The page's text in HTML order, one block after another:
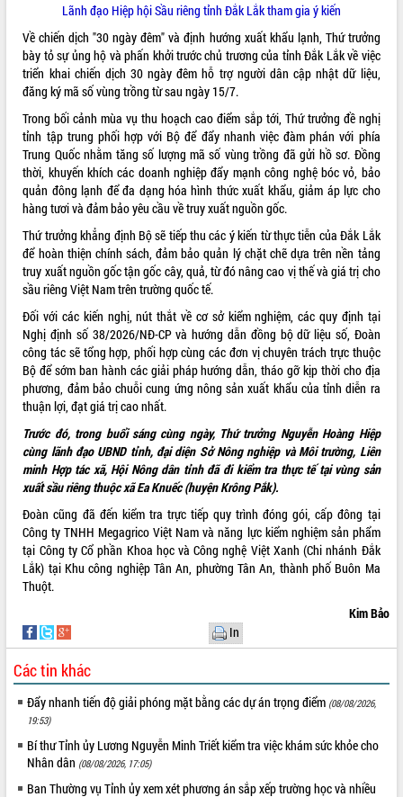
tâm Phục vụ hành chính công xã Ea
Phê
Xây dựng nền hành chính số đồng
hành cùng nông dân dân, doanh nghiệp
Giai đoạn 2026-2030, Đắk Lắk phấn
đấu có 77% xã đạt chuẩn nông thôn
mới
Chuyển đổi số 'mở đường' cho nông
nghiệp Đắk Lắk tăng trưởng bứt phá
Triển khai đồng bộ đo đạc, lập hồ sơ
địa chính, hoàn thiện cơ sở dữ liệu đất
đai
Ứng dụng sinh trắc học - Bước tiến
trong hành trình chuyển đổi số tại Đắk
Lắk
Đắk Lắk nâng cao hiệu quả công tác
Đảng từ Sổ tay đảng viên điện tử
Đắk Lắk đẩy mạnh nuôi biển công
nghệ, hướng tới phát triển thủy sản
bền vững
Tập huấn nâng cao năng lực triển khai
chuyển đổi số cho cán bộ, công chức
cấp xã
Đắk Lắk phát động hưởng ứng Ngày
Quyền của người tiêu dùng Việt Nam
Đẩy mạnh cải cách hành chính, quyết
tâm đạt được mục tiêu tăng trưởng
hai con số trong năm 2026
Tổ chức trang trọng Lễ hội Đền thờ
Phó Bí thư Tỉnh ủy Đắk Lắk Đỗ Hữu
Huy giữ chức Bí thư Đảng ủy Ủy Ban
Nhân dân tỉnh
Bệnh án điện tử thúc đẩy chuyển đổi
số y tế tại Đắk Lắk
Chuyển đổi số thư viện: Mở rộng
không gian tri thức trong thời đại số
Đánh giá, rút kinh nghiệm công tác tổ
chức diễn tập trước ngày bầu cử
Lãnh đạo Hiệp hội Sầu riêng tỉnh Đắk Lắk tham gia ý kiến
Về chiến dịch "30 ngày đêm" và định hướng xuất khẩu lạnh, Thứ trưởng
bày tỏ sự ủng hộ và phấn khởi trước chủ trương của tỉnh Đắk Lắk về việc
triển khai chiến dịch 30 ngày đêm hỗ trợ người dân cập nhật dữ liệu,
đăng ký mã số vùng trồng từ sau ngày 15/7.
Trong bối cảnh mùa vụ thu hoạch cao điểm sắp tới, Thứ trưởng đề nghị
tỉnh tập trung phối hợp với Bộ để đẩy nhanh việc đàm phán với phía
Trung Quốc nhằm tăng số lượng mã số vùng trồng đã gửi hồ sơ. Đồng
thời, khuyến khích các doanh nghiệp đẩy mạnh công nghệ bóc vỏ, bảo
quản đông lạnh để đa dạng hóa hình thức xuất khẩu, giảm áp lực cho
hàng tươi và đảm bảo yêu cầu về truy xuất nguồn gốc.
Thứ trưởng khẳng định Bộ sẽ tiếp thu các ý kiến từ thực tiễn của Đắk Lắk
để hoàn thiện chính sách, đảm bảo quản lý chặt chẽ dựa trên nền tảng
truy xuất nguồn gốc tận gốc cây, quả, từ đó nâng cao vị thế và giá trị cho
sầu riêng Việt Nam trên trường quốc tế.
Đối với các kiến nghị, nút thắt về cơ sở kiểm nghiệm, các quy định tại
Nghị định số 38/2026/NĐ-CP và hướng dẫn đồng bộ dữ liệu số, Đoàn
công tác sẽ tổng hợp, phối hợp cùng các đơn vị chuyên trách trực thuộc
Bộ để sớm ban hành các giải pháp hướng dẫn, tháo gỡ kịp thời cho địa
phương, đảm bảo chuỗi cung ứng nông sản xuất khẩu của tỉnh diễn ra
thuận lợi, đạt giá trị cao nhất.
Trước đó, trong buổi sáng cùng ngày, Thứ trưởng Nguyễn Hoàng Hiệp
cùng lãnh đạo UBND tỉnh, đại diện Sở Nông nghiệp và Môi trường, Liên
minh Hợp tác xã, Hội Nông dân tỉnh đã đi kiểm tra thực tế tại vùng sản
xuất sầu riêng thuộc xã Ea Knuếc (huyện Krông Pắk).
Đoàn cũng đã đến kiểm tra trực tiếp quy trình đóng gói, cấp đông tại
Công ty TNHH Megagrico Việt Nam và năng lực kiểm nghiệm sản phẩm
tại Công ty Cổ phần Khoa học và Công nghệ Việt Xanh (Chi nhánh Đắk
Lắk) tại Khu công nghiệp Tân An, phường Tân An, thành phố Buôn Ma
Thuột.
Kim Bảo
In
Các tin khác
Đẩy nhanh tiến độ giải phóng mặt bằng các dự án trọng điểm (08/08/2026,
19:53)
Bí thư Tỉnh ủy Lương Nguyễn Minh Triết kiểm tra việc khám sức khỏe cho
Nhân dân (08/08/2026, 17:05)
Ban Thường vụ Tỉnh ủy xem xét phương án sắp xếp trường học và nhiều